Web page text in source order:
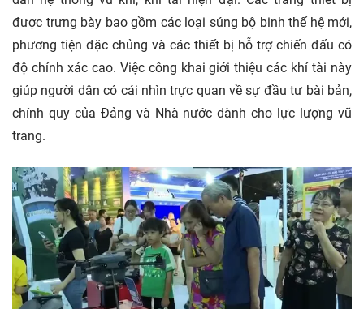
được trưng bày bao gồm các loại súng bộ binh thế hệ mới,
phương tiện đặc chủng và các thiết bị hỗ trợ chiến đấu có
độ chính xác cao. Việc công khai giới thiệu các khí tài này
giúp người dân có cái nhìn trực quan về sự đầu tư bài bản,
chính quy của Đảng và Nhà nước dành cho lực lượng vũ
trang.